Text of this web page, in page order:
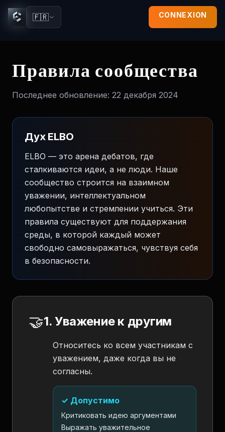
🇫🇷 CONNEXION
Правила сообщества
Последнее обновление: 22 декабря 2024
Дух ELBO
ELBO — это арена дебатов, где
сталкиваются идеи, а не люди. Наше
сообщество строится на взаимном
уважении, интеллектуальном
любопытстве и стремлении учиться. Эти
правила существуют для поддержания
среды, в которой каждый может
свободно самовыражаться, чувствуя себя
в безопасности.
🤝1. Уважение к другим
Относитесь ко всем участникам с
уважением, даже когда вы не
согласны.
✓ Допустимо
Критиковать идею аргументами
Выражать уважительное